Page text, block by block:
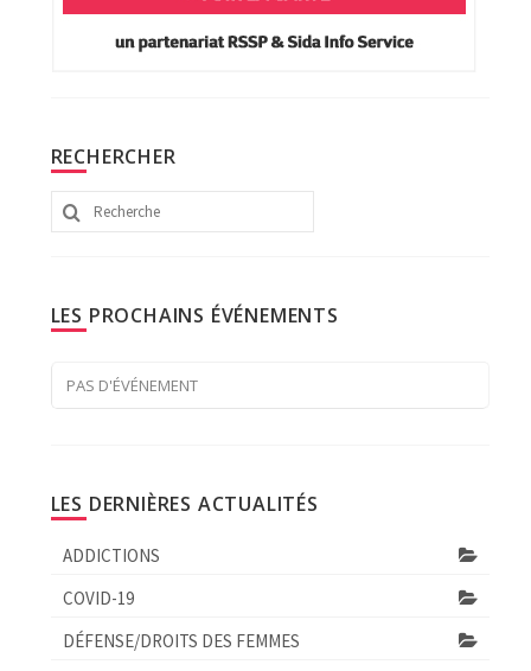
RECHERCHER
Rechercher
:
LES PROCHAINS ÉVÉNEMENTS
PAS D'ÉVÉNEMENT
LES DERNIÈRES ACTUALITÉS
ADDICTIONS
COVID-19
DÉFENSE/DROITS DES FEMMES